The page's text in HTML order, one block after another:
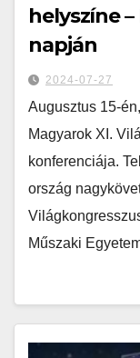
helyszíne
napján
2024-07-27
Augusztus 15-
Magyarok XI.
konferenciája.
ország
Műszaki